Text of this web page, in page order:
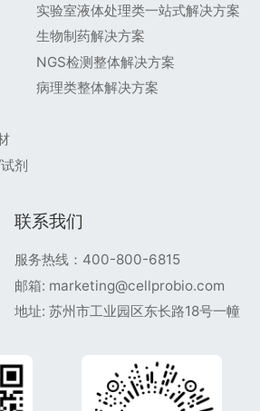
剂
实验室液体处理类一站式解决方案
生物制药解决方案
NGS检测整体解决方案
病理类整体解决方案
联系我们
服务热线：400-800-6815
邮箱: marketing@cellprobio.com
地址: 苏州市工业园区东长路18号一幢